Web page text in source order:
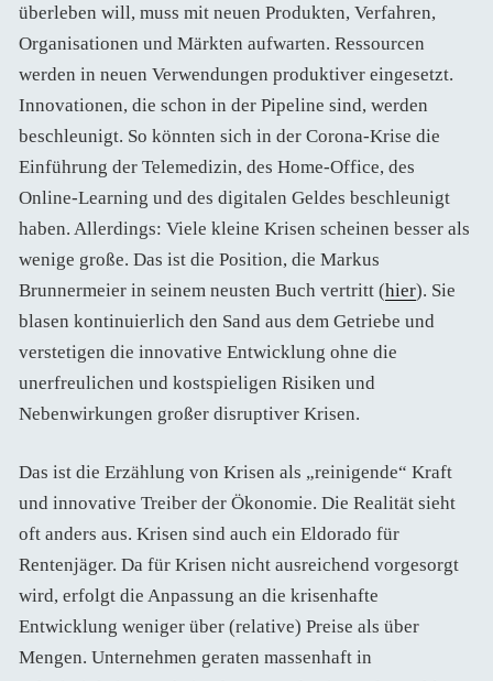
überleben will, muss mit neuen Produkten, Verfahren,
Organisationen und Märkten aufwarten. Ressourcen
werden in neuen Verwendungen produktiver eingesetzt.
Innovationen, die schon in der Pipeline sind, werden
beschleunigt. So könnten sich in der Corona-Krise die
Einführung der Telemedizin, des Home-Office, des
Online-Learning und des digitalen Geldes beschleunigt
haben. Allerdings: Viele kleine Krisen scheinen besser als
wenige große. Das ist die Position, die Markus
Brunnermeier in seinem neusten Buch vertritt (hier). Sie
blasen kontinuierlich den Sand aus dem Getriebe und
verstetigen die innovative Entwicklung ohne die
unerfreulichen und kostspieligen Risiken und
Nebenwirkungen großer disruptiver Krisen.
Das ist die Erzählung von Krisen als „reinigende“ Kraft
und innovative Treiber der Ökonomie. Die Realität sieht
oft anders aus. Krisen sind auch ein Eldorado für
Rentenjäger. Da für Krisen nicht ausreichend vorgesorgt
wird, erfolgt die Anpassung an die krisenhafte
Entwicklung weniger über (relative) Preise als über
Mengen. Unternehmen geraten massenhaft in